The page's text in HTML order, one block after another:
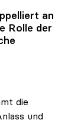
an
Rolle der
die
und